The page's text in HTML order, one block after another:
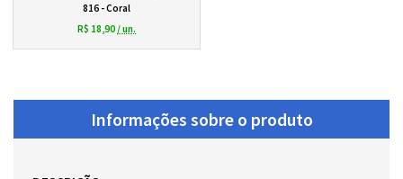
816 - Coral
R$ 18,90 / un.
Informações sobre o produto